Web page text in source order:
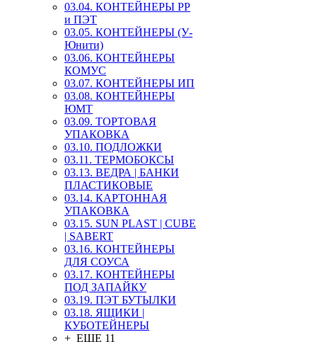
03.04. КОНТЕЙНЕРЫ РР
и ПЭТ
03.05. КОНТЕЙНЕРЫ (У-
Юнити)
03.06. КОНТЕЙНЕРЫ
КОМУС
03.07. КОНТЕЙНЕРЫ ИП
03.08. КОНТЕЙНЕРЫ
ЮМТ
03.09. ТОРТОВАЯ
УПАКОВКА
03.10. ПОДЛОЖКИ
03.11. ТЕРМОБОКСЫ
03.13. ВЕДРА | БАНКИ
ПЛАСТИКОВЫЕ
03.14. КАРТОННАЯ
УПАКОВКА
03.15. SUN PLAST | CUBE
| SABERT
03.16. КОНТЕЙНЕРЫ
ДЛЯ СОУСА
03.17. КОНТЕЙНЕРЫ
ПОД ЗАПАЙКУ
03.19. ПЭТ БУТЫЛКИ
03.18. ЯЩИКИ |
КУБОТЕЙНЕРЫ
+ ЕЩЕ 11